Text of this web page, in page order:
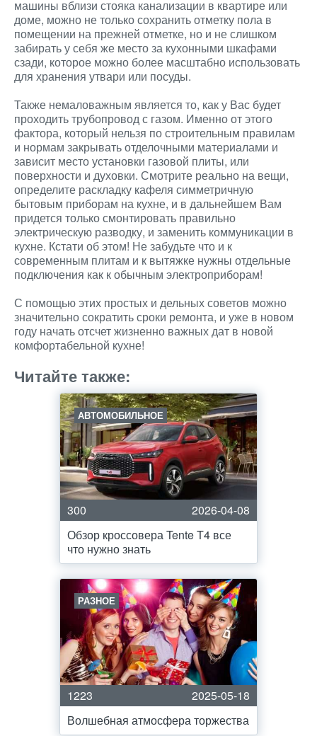
машины вблизи стояка канализации в квартире или
доме, можно не только сохранить отметку пола в
помещении на прежней отметке, но и не слишком
забирать у себя же место за кухонными шкафами
сзади, которое можно более масштабно использовать
для хранения утвари или посуды.
Также немаловажным является то, как у Вас будет
проходить трубопровод с газом. Именно от этого
фактора, который нельзя по строительным правилам
и нормам закрывать отделочными материалами и
зависит место установки газовой плиты, или
поверхности и духовки. Смотрите реально на вещи,
определите раскладку кафеля симметричную
бытовым приборам на кухне, и в дальнейшем Вам
придется только смонтировать правильно
электрическую разводку, и заменить коммуникации в
кухне. Кстати об этом! Не забудьте что и к
современным плитам и к вытяжке нужны отдельные
подключения как к обычным электроприборам!
С помощью этих простых и дельных советов можно
значительно сократить сроки ремонта, и уже в новом
году начать отсчет жизненно важных дат в новой
комфортабельной кухне!
Читайте также:
АВТОМОБИЛЬНОЕ
300
2026-04-08
Обзор кроссовера Tente T4 все
что нужно знать
РАЗНОЕ
1223
2025-05-18
Волшебная атмосфера торжества